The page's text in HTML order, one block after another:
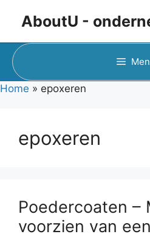
inhoud
AboutU -
Home » epoxeren
epoxeren
Poedercoaten –
voorzien van